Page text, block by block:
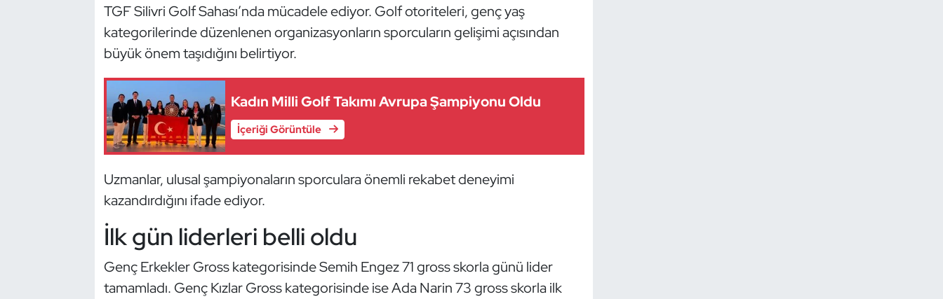
TGF Silivri Golf Sahası’nda mücadele ediyor. Golf otoriteleri, genç yaş
kategorilerinde düzenlenen organizasyonların sporcuların gelişimi açısından
büyük önem taşıdığını belirtiyor.
Kadın Milli Golf Takımı Avrupa Şampiyonu Oldu
İçeriği Görüntüle
Uzmanlar, ulusal şampiyonaların sporculara önemli rekabet deneyimi
kazandırdığını ifade ediyor.
İlk gün liderleri belli oldu
Genç Erkekler Gross kategorisinde Semih Engez 71 gross skorla günü lider
tamamladı. Genç Kızlar Gross kategorisinde ise Ada Narin 73 gross skorla ilk
Judo ve Kuraş
Kano ve Rafting